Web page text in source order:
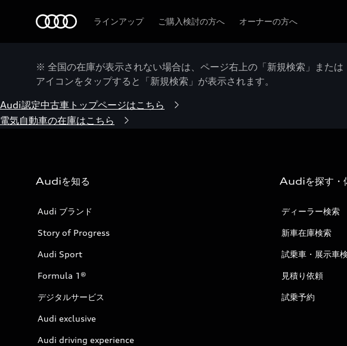
ラインアップ ご購入検討の方へ オーナーの方へ
※ 全国の在庫が表示されない場合は、ページ右上の「新規検索」また
アイコンをタップすると「新規検索」が表示されます。
Audi認定中古車トップページはこちら
電気自動車の在庫はこちら
Audiを知る
Audi ブランド
Story of Progress
Audi Sport
Formula 1®
デジタルサービス
Audi exclusive
Audi driving experience
Audiを探す・
ディーラー検索
新車在庫検索
試乗車・展示車
見積り依頼
試乗予約